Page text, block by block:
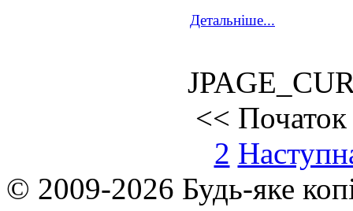
Детальніше...
<< Початок
2
© 2009-2026 Будь-яке